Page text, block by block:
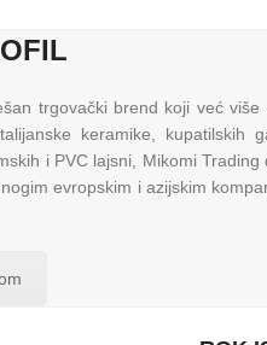
trgovački brend koji već
keramike,
i PVC lajsni, Mikomi
evropskim i azijskim